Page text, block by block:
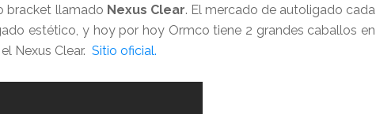
bracket llamado Nexus Clear. El mercado de autoligado cada
estético, y hoy por hoy Ormco tiene 2 grandes caballos en
Nexus Clear. Sitio oficial.